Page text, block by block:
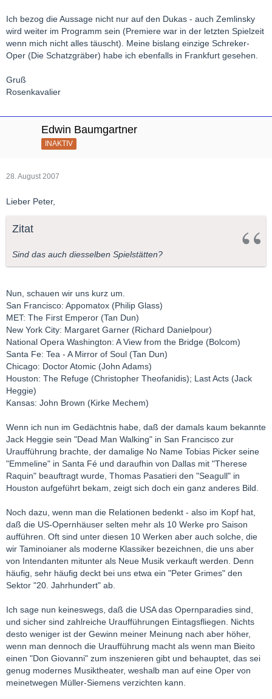
nicht irre) und Zürich (Regisseur: Claus Guth - nicht gerade ein
Konservativer).
Viele Grüße
Bernd
Ich bezog die Aussage nicht nur auf den Dukas - auch Zemlinsky
wird weiter im Programm sein (Premiere war in der letzten Spielzeit
wenn mich nicht alles täuscht). Meine bislang einzige Schreker-
Oper (Die Schatzgräber) habe ich ebenfalls in Frankfurt gesehen.
Gruß
Rosenkavalier
Edwin Baumgartner
INAKTIV
28. August 2007
Lieber Peter,
Zitat
Sind das auch diesselben Spielstätten?
Nun, schauen wir uns kurz um.
San Francisco: Appomatox (Philip Glass)
MET: The First Emperor (Tan Dun)
New York City: Margaret Garner (Richard Danielpour)
National Opera Washington: A View from the Bridge (Bolcom)
Santa Fe: Tea - A Mirror of Soul (Tan Dun)
Chicago: Doctor Atomic (John Adams)
Houston: The Refuge (Christopher Theofanidis); Last Acts (Jack
Heggie)
Kansas: John Brown (Kirke Mechem)
Wenn ich nun im Gedächtnis habe, daß der damals kaum bekannte
Jack Heggie sein "Dead Man Walking" in San Francisco zur
Uraufführung brachte, der damalige No Name Tobias Picker seine
"Emmeline" in Santa Fé und daraufhin von Dallas mit "Therese
Raquin" beauftragt wurde, Thomas Pasatieri den "Seagull" in
Houston aufgeführt bekam, zeigt sich doch ein ganz anderes Bild.
Noch dazu, wenn man die Relationen bedenkt - also im Kopf hat,
daß die US-Opernhäuser selten mehr als 10 Werke pro Saison
aufführen. Oft sind unter diesen 10 Werken aber auch solche, die
wir Taminoianer als moderne Klassiker bezeichnen, die uns aber
von Intendanten mitunter als Neue Musik verkauft werden. Denn
häufig, sehr häufig deckt bei uns etwa ein "Peter Grimes" den
Sektor "20. Jahrhundert" ab.
Ich sage nun keineswegs, daß die USA das Opernparadies sind,
und sicher sind zahlreiche Uraufführungen Eintagsfliegen. Nichts
desto weniger ist der Gewinn meiner Meinung nach aber höher,
wenn man dennoch die Uraufführung macht als wenn man Bieito
einen "Don Giovanni" zum inszenieren gibt und behauptet, das sei
genug modernes Musiktheater, weshalb man auf eine Oper von
meinetwegen Müller-Siemens verzichten kann.